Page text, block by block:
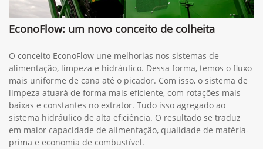
EconoFlow: um novo conceito de colheita
O conceito EconoFlow une melhorias nos sistemas de
alimentação, limpeza e hidráulico. Dessa forma, temos o fluxo
mais uniforme de cana até o picador. Com isso, o sistema de
limpeza atuará de forma mais eficiente, com rotações mais
baixas e constantes no extrator. Tudo isso agregado ao
sistema hidráulico de alta eficiência. O resultado se traduz
em maior capacidade de alimentação, qualidade de matéria-
prima e economia de combustível.